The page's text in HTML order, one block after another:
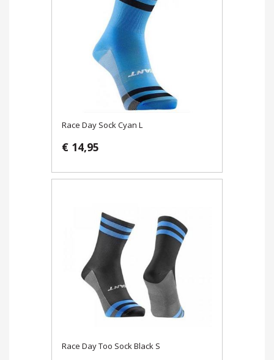
Race Day Sock Cyan L
€ 14,95
Race Day Too Sock Black S